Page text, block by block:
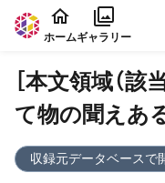
本文に飛ぶ
ホームギャラリー
［本文領域（
て物の聞えあ
収録元データベースで